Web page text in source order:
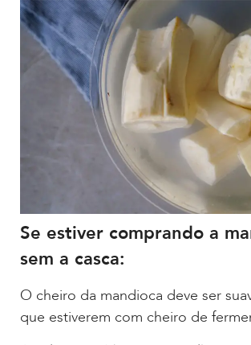
Se estiver comprando a
sem a casca:
O cheiro da mandioca deve ser
que estiverem com cheiro de